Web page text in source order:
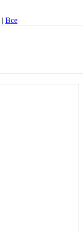
| Все